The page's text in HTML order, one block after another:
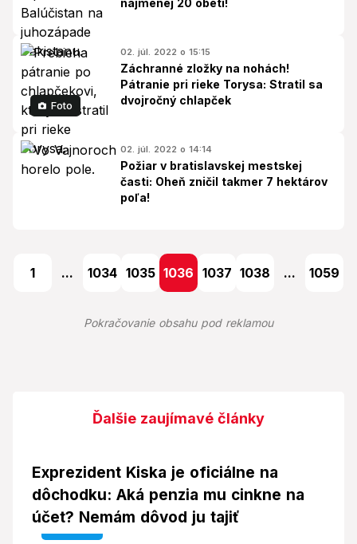
najmenej 20 obetí!
Foto
02. júl. 2022 o 15:15
Záchranné zložky na nohách!
Pátranie pri rieke Torysa: Stratil sa
dvojročný chlapček
02. júl. 2022 o 14:14
Požiar v bratislavskej mestskej
časti: Oheň zničil takmer 7 hektárov
poľa!
1 ... 1034 1035 1036 1037 1038 ... 1059
Pokračovanie obsahu pod reklamou
Ďalšie zaujímavé články
Exprezident Kiska je oficiálne na
dôchodku: Aká penzia mu cinkne na
účet? Nemám dôvod ju tajiť
Video